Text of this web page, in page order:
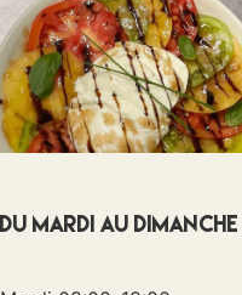
Du Mardi au Dimanche